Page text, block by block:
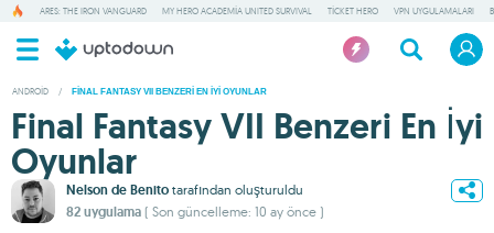
ARES: THE IRON VANGUARD MY HERO ACADEMIA UNITED SURVIVAL TICKET HERO VPN UYGULAMALARI
ANDROID / FINAL FANTASY VII BENZERI EN İYI OYUNLAR
Final Fantasy VII Benzeri En İyi
Oyunlar
Nelson de Benito tarafından oluşturuldu
82 uygulama ( Son güncelleme: 10 ay önce )